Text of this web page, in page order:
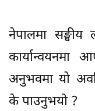
नेपालमा सङ्घीय
कार्यान्वयनमा
अनुभवमा यो
के पाउनुभयो ?